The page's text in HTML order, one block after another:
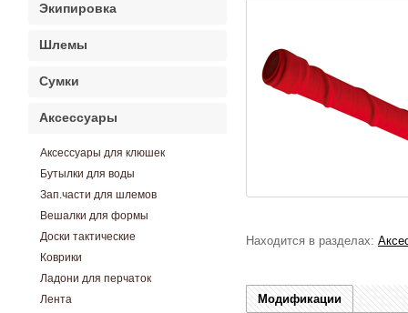
Находится в разделах:
Модификации
Экипировка
Шлемы
Сумки
Аксессуары
Аксессуары для клюшек
Бутылки для воды
Зап.части для шлемов
Вешалки для формы
Доски тактические
Коврики
Ладони для перчаток
Лента